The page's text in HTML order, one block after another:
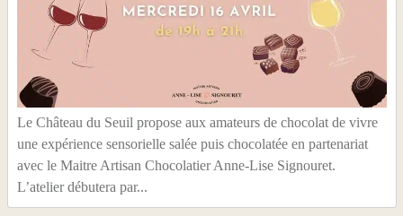
Le Château du Seuil propose aux amateurs de chocolat de vivre
une expérience sensorielle salée puis chocolatée en partenariat
avec le Maitre Artisan Chocolatier Anne-Lise Signouret.
L’atelier débutera par...